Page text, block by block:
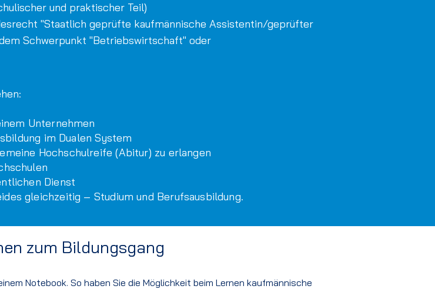
und praktischer Teil)
"Staatlich geprüfte kaufmännische Assistentin/geprüfter
Schwerpunkt "Betriebswirtschaft" oder
Unternehmen
im Dualen System
Hochschulreife (Abitur) zu erlangen
Dienst
gleichzeitig – Studium und Berufsausbildung.
zum Bildungsgang
Notebook. So haben Sie die Möglichkeit beim Lernen kaufmännische